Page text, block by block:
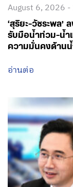
August 6, 2026
‘สุริยะ-วัชระพล’
รับมือน้ำท่วม-น้ำ
ความมั่นคงด้านน้
อ่านต่อ